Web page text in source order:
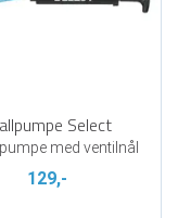
Select
med ventilnål
129,-